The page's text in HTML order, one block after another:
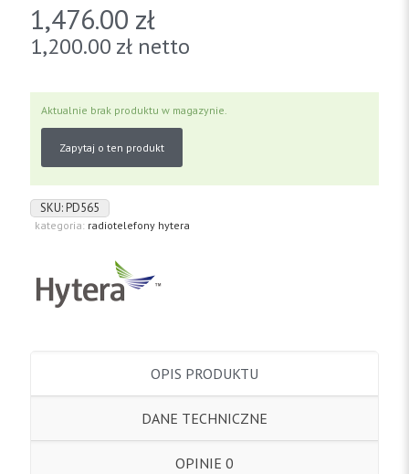
1,476.00 zł
1,200.00 zł netto
Aktualnie brak produktu w magazynie.
Zapytaj o ten produkt
SKU:PD565
kategoria: radiotelefony hytera
OPIS PRODUKTU
DANE TECHNICZNE
OPINIE 0